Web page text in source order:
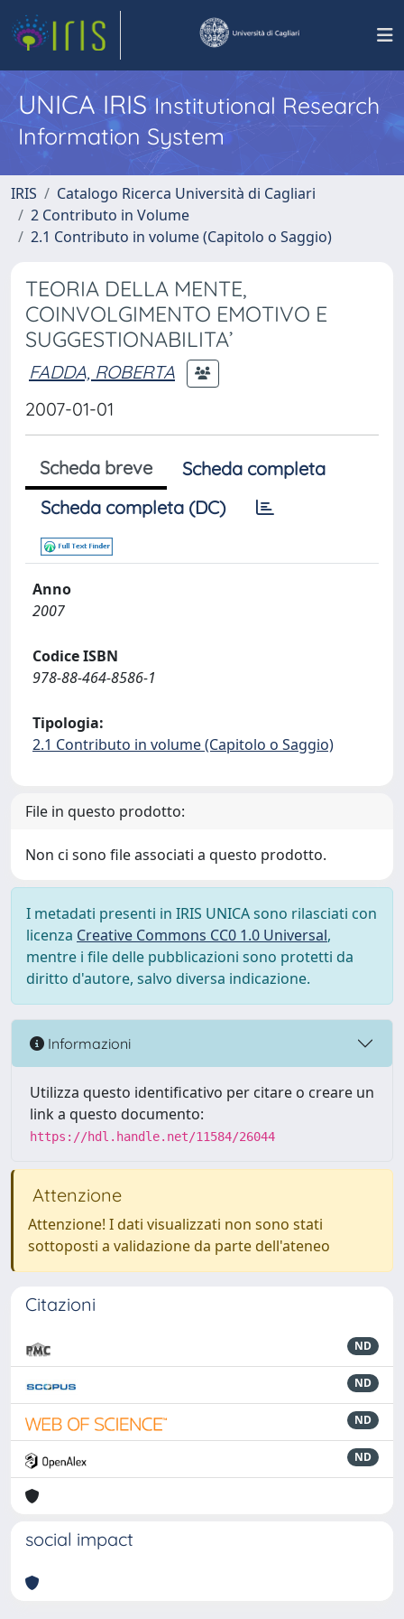
UNICA IRISInstitutional Research
Information System
IRIS
Catalogo Ricerca Università di Cagliari
2 Contributo in Volume
2.1 Contributo in volume (Capitolo o Saggio)
TEORIA DELLA MENTE,
COINVOLGIMENTO EMOTIVO E
SUGGESTIONABILITA’
FADDA, ROBERTA
2007-01-01
Scheda breve
Scheda completa
Scheda completa (DC)
Anno
2007
Codice ISBN
978-88-464-8586-1
Tipologia:
2.1 Contributo in volume (Capitolo o Saggio)
File in questo prodotto:
Non ci sono file associati a questo prodotto.
I metadati presenti in IRIS UNICA sono rilasciati con
licenza Creative Commons CC0 1.0 Universal,
mentre i file delle pubblicazioni sono protetti da
diritto d'autore, salvo diversa indicazione.
Informazioni
Utilizza questo identificativo per citare o creare un
link a questo documento:
https://hdl.handle.net/11584/26044
Attenzione
Attenzione! I dati visualizzati non sono stati
sottoposti a validazione da parte dell'ateneo
Citazioni
ND
ND
ND
ND
social impact